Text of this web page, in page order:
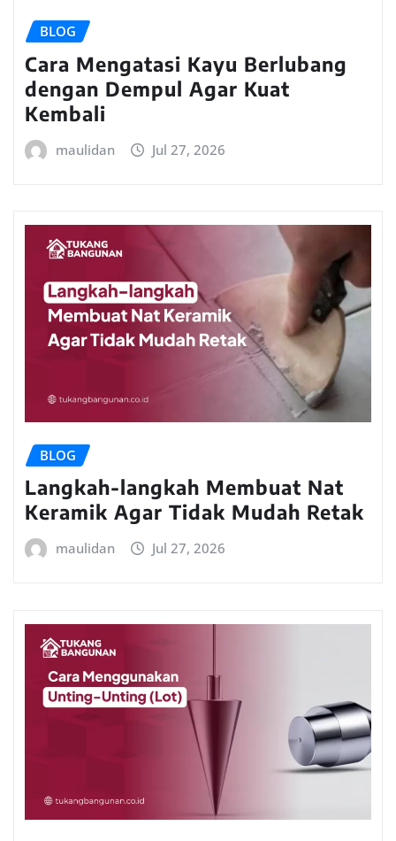
BLOG
Cara Mengatasi Kayu Berlubang
dengan Dempul Agar Kuat
Kembali
maulidan Jul 27, 2026
BLOG
Langkah-langkah Membuat Nat
Keramik Agar Tidak Mudah Retak
maulidan Jul 27, 2026